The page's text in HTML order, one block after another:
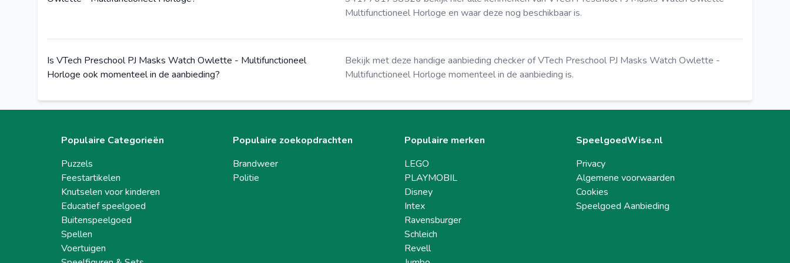
Multifunctioneel Horloge en waar deze nog beschikbaar is.
Is VTech Preschool PJ Masks Watch Owlette - Multifunctioneel
Horloge ook momenteel in de aanbieding?
Bekijk met deze handige aanbieding checkerof VTech Preschool PJ Masks Watch Owlette -
Multifunctioneel Horloge momenteel in de aanbieding is.
Populaire Categorieën
Puzzels
Feestartikelen
Knutselen voor kinderen
Educatief speelgoed
Buitenspeelgoed
Spellen
Voertuigen
Populaire zoekopdrachten
Brandweer
Politie
Populaire merken
LEGO
PLAYMOBIL
Disney
Intex
Ravensburger
Schleich
Revell
SpeelgoedWise.nl
Privacy
Algemene voorwaarden
Cookies
Speelgoed Aanbieding